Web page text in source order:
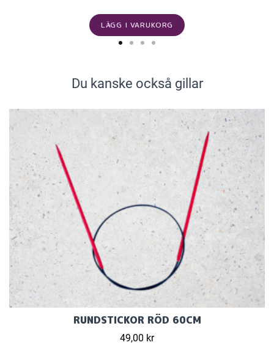
LÄGG I VARUKORG
Du kanske också gillar
RUNDSTICKOR RÖD 60CM
49,00 kr